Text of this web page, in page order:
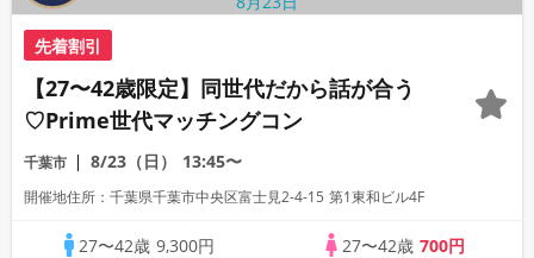
先着割引
【27〜42歳限定】同世代だから話が合う
♡Prime世代マッチングコン
千葉市 8/23（日） 13:45〜
開催地住所：千葉県千葉市中央区富士見2-4-15 第1東和ビル4F
27〜42歳 9,300円
27〜42歳 700円